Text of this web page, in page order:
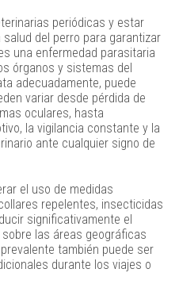
periódicas y estar
del perro para garantizar
una enfermedad parasitaria
órganos y sistemas del
adecuadamente, puede
variar desde pérdida de
oculares, hasta
la vigilancia constante y la
ante cualquier signo de
el uso de medidas
repelentes, insecticidas
significativamente el
las áreas geográficas
también puede ser
durante los viajes o